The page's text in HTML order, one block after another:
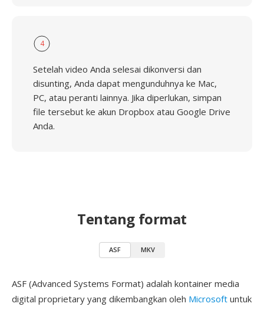
4
Setelah video Anda selesai dikonversi dan
disunting, Anda dapat mengunduhnya ke Mac,
PC, atau peranti lainnya. Jika diperlukan, simpan
file tersebut ke akun Dropbox atau Google Drive
Anda.
Tentang format
ASF MKV
ASF (Advanced Systems Format) adalah kontainer media
digital proprietary yang dikembangkan oleh Microsoft untuk